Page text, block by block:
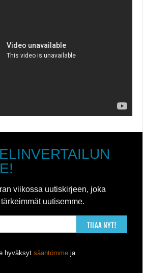
viikossa uutiskirjeen, joka
uutisemme.
TILAA NYT!
hyväksyt sääntömme ja